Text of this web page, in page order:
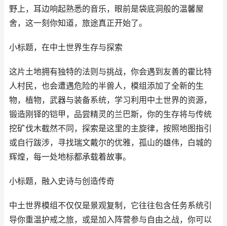
野上，耳边响起熟悉的音乐，眼前是袋底洞般的温馨屋
舍，这一刻你知道，旅途真正开始了。
小标题，在中土世界生存与探索
这片土地拥有独特的法则与挑战，你会遇到友善的霍比特
人村民，也会遭遇危险的半兽人，模组添加了全新的生
物，植物，武器与装备系统，学习利用中土世界的资源，
锻造刚铎的铠甲，品尝精灵的兰巴斯，你的生存将与传统
挖矿伐木截然不同，探索是这里的主旋律，按照地图指引
或自行跋涉，寻找瑞文戴尔的优雅，孤山的雄伟，白城的
辉煌，每一处地标都承载着故事。
小标题，融入史诗与创造传奇
中土世界模组不仅仅是景观复制，它往往包含任务系统引
导你重温护戒之旅，或是加入阵营参与自由之战，你可以